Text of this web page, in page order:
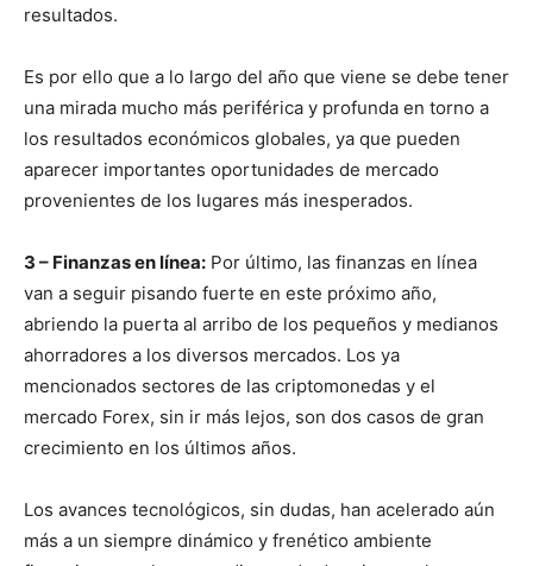
resultados.
Es por ello que a lo largo del año que viene se debe tener
una mirada mucho más periférica y profunda en torno a
los resultados económicos globales, ya que pueden
aparecer importantes oportunidades de mercado
provenientes de los lugares más inesperados.
3 – Finanzas en línea: Por último, las finanzas en línea
van a seguir pisando fuerte en este próximo año,
abriendo la puerta al arribo de los pequeños y medianos
ahorradores a los diversos mercados. Los ya
mencionados sectores de las criptomonedas y el
mercado Forex, sin ir más lejos, son dos casos de gran
crecimiento en los últimos años.
Los avances tecnológicos, sin dudas, han acelerado aún
más a un siempre dinámico y frenético ambiente